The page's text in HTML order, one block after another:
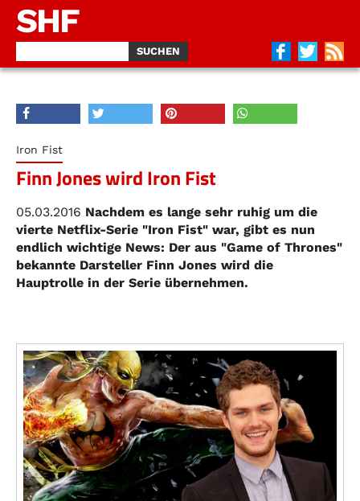
SHF
Iron Fist
Finn Jones wird Iron Fist
05.03.2016 Nachdem es lange sehr ruhig um die
vierte Netflix-Serie "Iron Fist" war, gibt es nun
endlich wichtige News: Der aus "Game of Thrones"
bekannte Darsteller Finn Jones wird die
Hauptrolle in der Serie übernehmen.